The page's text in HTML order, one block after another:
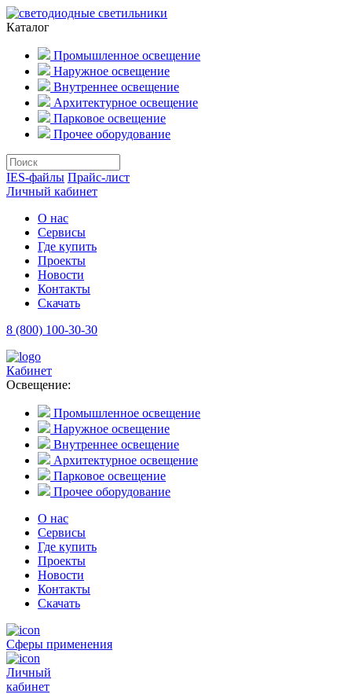
Каталог
Промышленное освещение
Наружное освещение
Внутреннее освещение
Архитектурное освещение
Парковое освещение
Прочее оборудование
IES-файлы Прайс-лист
Личный кабинет
О нас
Сервисы
Где купить
Проекты
Новости
Контакты
Скачать
8 (800) 100-30-30
Кабинет
Освещение:
Промышленное освещение
Наружное освещение
Внутреннее освещение
Архитектурное освещение
Парковое освещение
Прочее оборудование
О нас
Сервисы
Где купить
Проекты
Новости
Контакты
Скачать
Сферы применения
Личный
кабинет